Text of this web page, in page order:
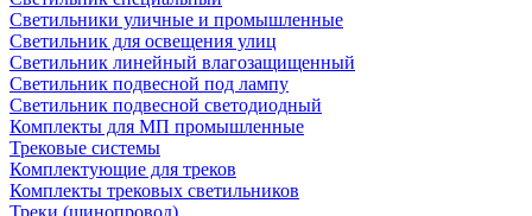
Светильники уличные и промышленные
Светильник для освещения улиц
Светильник линейный влагозащищенный
Светильник подвесной под лампу
Светильник подвесной светодиодный
Комплекты для МП промышленные
Трековые системы
Комплектующие для треков
Комплекты трековых светильников
Треки (шинопровод)